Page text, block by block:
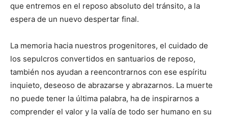
que entremos en el reposo absoluto del tránsito, a la
espera de un nuevo despertar final.
La memoria hacia nuestros progenitores, el cuidado de
los sepulcros convertidos en santuarios de reposo,
también nos ayudan a reencontrarnos con ese espíritu
inquieto, deseoso de abrazarse y abrazarnos. La muerte
no puede tener la última palabra, ha de inspirarnos a
comprender el valor y la valía de todo ser humano en su